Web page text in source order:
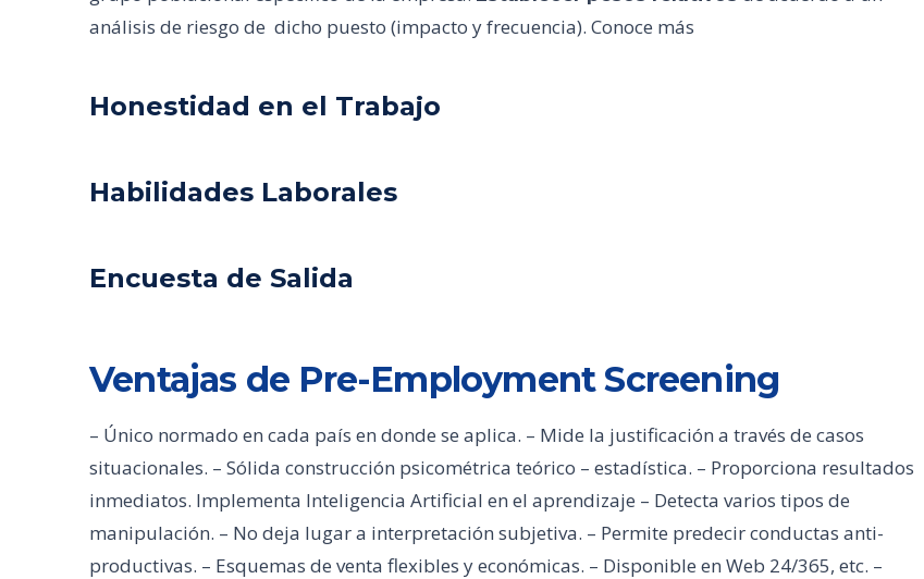
análisis de riesgo de dicho puesto (impacto y frecuencia). Conoce más
Honestidad en el Trabajo
Habilidades Laborales
Encuesta de Salida
Ventajas de Pre-Employment Screening
– Único normado en cada país en donde se aplica. – Mide la justificación a través de casos
situacionales. – Sólida construcción psicométrica teórico – estadística. – Proporciona resultados
inmediatos. Implementa Inteligencia Artificial en el aprendizaje – Detecta varios tipos de
manipulación. – No deja lugar a interpretación subjetiva. – Permite predecir conductas anti-
productivas. – Esquemas de venta flexibles y económicas. – Disponible en Web 24/365, etc. –